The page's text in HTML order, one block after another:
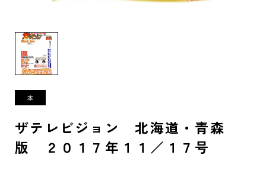
ザテレビジョン 北海道・青森
版 ２０１７年１１／１７号